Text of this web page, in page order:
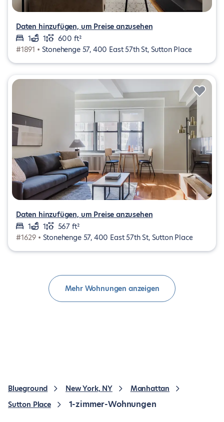
Daten hinzufügen, um Preise anzusehen
1
1
600 ft²
#1891 • Stonehenge 57, 400 East 57th St, Sutton Place
Daten hinzufügen, um Preise anzusehen
1
1
567 ft²
#1629 • Stonehenge 57, 400 East 57th St, Sutton Place
Mehr Wohnungen anzeigen
Blueground New York, NY
Manhattan
Sutton Place
1-zimmer-Wohnungen